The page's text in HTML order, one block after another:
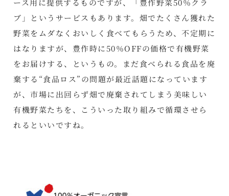
ブ」というサービスもあります。畑でたくさん獲れた
野菜をムダなくおいしく食べてもらうため、不定期に
はなりますが、豊作時に50％OFFの価格で有機野菜
をお届けする、というもの。まだ食べられる食品を廃
棄する“食品ロス”の問題が最近話題になっています
が、市場に出回らず畑で廃棄されてしまう美味しい
有機野菜たちを、こういった取り組みで循環させら
れるといいですね。